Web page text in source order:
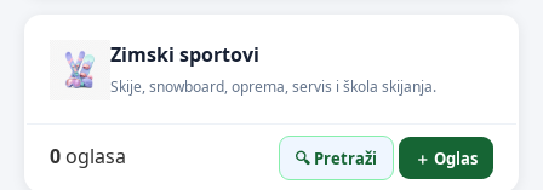
Zimski sportovi
Skije, snowboard, oprema, servis i škola skijanja.
0 oglasa 🔍 Pretraži ＋ Oglas